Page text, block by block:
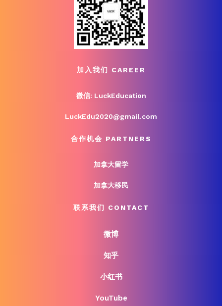
加入我们 CAREER
微信: LuckEducation
LuckEdu2020@gmail.com
合作机会 PARTNERS
加拿大留学
加拿大移民
联系我们 CONTACT
微博
知乎
小红书
YouTube